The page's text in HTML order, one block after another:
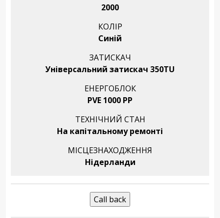
2000
КОЛІР
Синій
ЗАТИСКАЧ
Універсальний затискач 350TU
ЕНЕРГОБЛОК
PVE 1000 PP
ТЕХНІЧНИЙ СТАН
На капітальному ремонті
МІСЦЕЗНАХОДЖЕННЯ
Нідерланди